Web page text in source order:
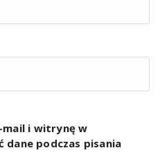
mail i witrynę w
dane podczas pisania